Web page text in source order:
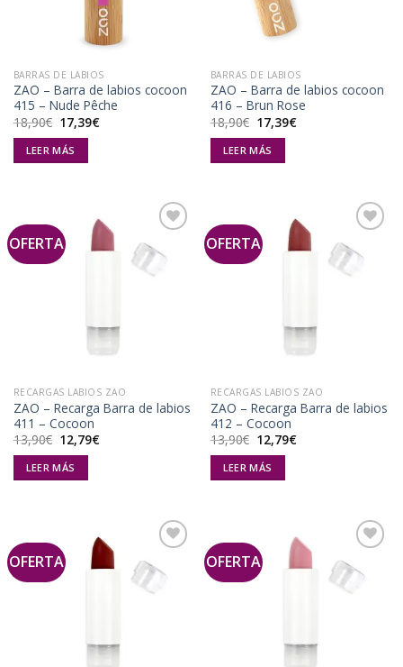
BARRAS DE LABIOS
ZAO – Barra de labios cocoon
415 – Nude Pêche
18,90€ El
precio
original
era:
18,90€.
17,39€El
precio
LEER MÁS
BARRAS DE LABIOS
ZAO – Barra de labios cocoon
416 – Brun Rose
18,90€ El
precio
original
era:
18,90€.
17,39€El
precio
LEER MÁS
OFERTA
Añadir
RECARGAS LABIOS ZAO
ZAO – Recarga Barra de labios
411 – Cocoon
13,90€ El
precio
original
era:
13,90€.
12,79€El
LEER MÁS
OFERTA
Añadir
RECARGAS LABIOS ZAO
ZAO – Recarga Barra de labios
412 – Cocoon
13,90€ El
precio
original
era:
13,90€.
12,79€El
LEER MÁS
OFERTA
Añadir
OFERTA
Añadir